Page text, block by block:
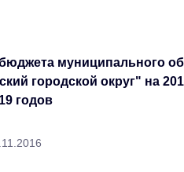
муниципального
городской округ" на
годов